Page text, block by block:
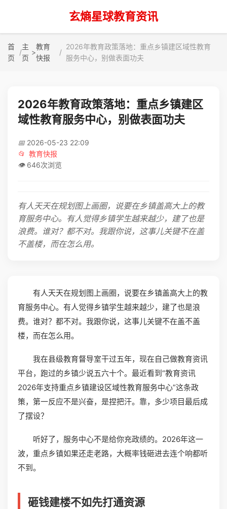
玄熵星球教育资讯
首
页
主
页
>
教育
快报
2026年教育政策落地：重点乡镇建区域性教育
服务中心，别做表面功夫
2026年教育政策落地：重点乡镇建区
域性教育服务中心，别做表面功夫
📅 2026-05-23 22:09
📂 教育快报
👁️ 646次浏览
有人天天在规划图上画圈，说要在乡镇盖高大上的教
育服务中心。有人觉得乡镇学生越来越少，建了也是
浪费。谁对？都不对。我跟你说，这事儿关键不在盖
不盖楼，而在怎么用。
有人天天在规划图上画圈，说要在乡镇盖高大上的教
育服务中心。有人觉得乡镇学生越来越少，建了也是浪
费。谁对？都不对。我跟你说，这事儿关键不在盖不盖
楼，而在怎么用。
我在县级教育督导室干过五年，现在自己做教育资讯
平台，跑过的乡镇少说五六十个。最近看到“教育资讯
2026年支持重点乡镇建设区域性教育服务中心”这条政
策，第一反应不是兴奋，是捏把汗。靠，多少项目最后成
了摆设？
听好了，服务中心不是给你充政绩的。2026年这一
波，重点乡镇如果还走老路，大概率钱砸进去连个响都听
不到。
砸钱建楼不如先打通资源